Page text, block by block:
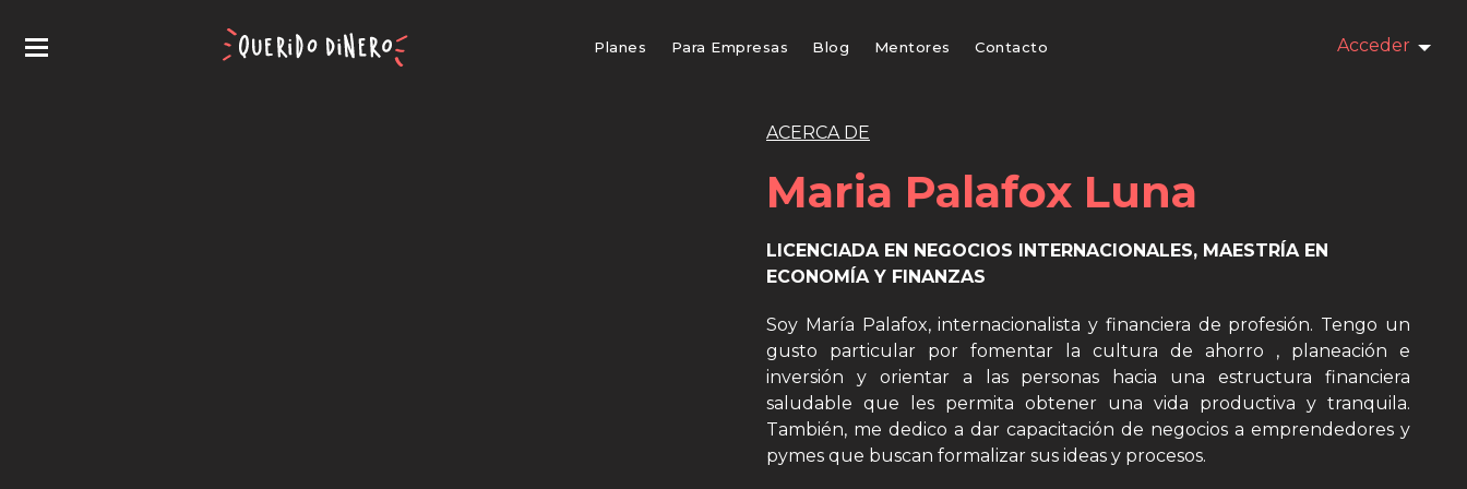
Planes Para Empresas Blog Mentores Contacto Acceder
ACERCA DE
Maria Palafox Luna
LICENCIADA EN NEGOCIOS INTERNACIONALES, MAESTRÍA EN
ECONOMÍA Y FINANZAS
Soy María Palafox, internacionalista y financiera de profesión. Tengo un
gusto particular por fomentar la cultura de ahorro , planeación e
inversión y orientar a las personas hacia una estructura financiera
saludable que les permita obtener una vida productiva y tranquila.
También, me dedico a dar capacitación de negocios a emprendedores y
pymes que buscan formalizar sus ideas y procesos.